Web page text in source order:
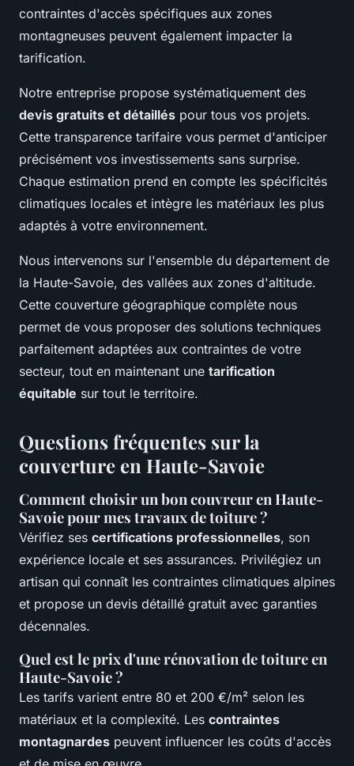
contraintes d'accès spécifiques aux zones
montagneuses peuvent également impacter la
tarification.
Notre entreprise propose systématiquement des
devis gratuits et détaillés pour tous vos projets.
Cette transparence tarifaire vous permet d'anticiper
précisément vos investissements sans surprise.
Chaque estimation prend en compte les spécificités
climatiques locales et intègre les matériaux les plus
adaptés à votre environnement.
Nous intervenons sur l'ensemble du département de
la Haute-Savoie, des vallées aux zones d'altitude.
Cette couverture géographique complète nous
permet de vous proposer des solutions techniques
parfaitement adaptées aux contraintes de votre
secteur, tout en maintenant une tarification
équitable sur tout le territoire.
Questions fréquentes sur la
couverture en Haute-Savoie
Comment choisir un bon couvreur en Haute-
Savoie pour mes travaux de toiture ?
Vérifiez ses certifications professionnelles, son
expérience locale et ses assurances. Privilégiez un
artisan qui connaît les contraintes climatiques alpines
et propose un devis détaillé gratuit avec garanties
décennales.
Quel est le prix d'une rénovation de toiture en
Haute-Savoie ?
Les tarifs varient entre 80 et 200 €/m² selon les
matériaux et la complexité. Les contraintes
montagnardes peuvent influencer les coûts d'accès